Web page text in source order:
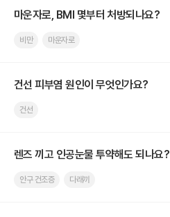
마운자로, BMI 몇부터 처방되나요?
비만 마운자로
건선 피부염 원인이 무엇인가요?
건선
렌즈 끼고 인공눈물 투약해도 되나요?
안구 건조증 다래끼